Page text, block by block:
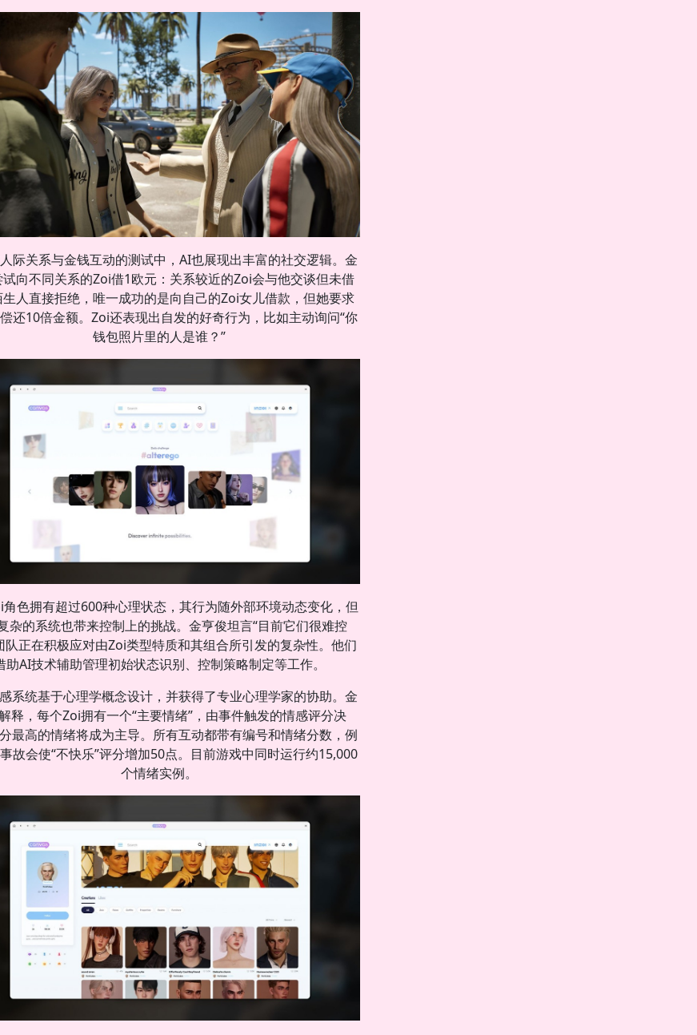
际关系与金钱互动的测试中，AI也展现出丰富的社交逻辑。金
向不同关系的Zoi借1欧元：关系较近的Zoi会与他交谈但未借
人直接拒绝，唯一成功的是向自己的Zoi女儿借款，但她要求
还10倍金额。Zoi还表现出自发的好奇行为，比如主动询问“你
钱包照片里的人是谁？”
角色拥有超过600种心理状态，其行为随外部环境动态变化，但
杂的系统也带来控制上的挑战。金亨俊坦言“目前它们很难控
队正在积极应对由Zoi类型特质和其组合所引发的复杂性。他们
助AI技术辅助管理初始状态识别、控制策略制定等工作。
系统基于心理学概念设计，并获得了专业心理学家的协助。金
释，每个Zoi拥有一个“主要情绪”，由事件触发的情感评分决
最高的情绪将成为主导。所有互动都带有编号和情绪分数，例
故会使“不快乐”评分增加50点。目前游戏中同时运行约15,000
个情绪实例。